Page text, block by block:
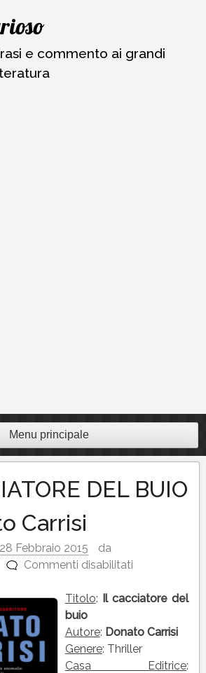
e commento ai grandi
Menu principale
DEL BUIO
Carrisi
28 Febbraio 2015
da
Commenti disabilitati
CACCIATORE
BUIO
di
Donato
Titolo: Il cacciatore del
buio
Autore: Donato Carrisi
Genere: Thriller
Casa Editrice: